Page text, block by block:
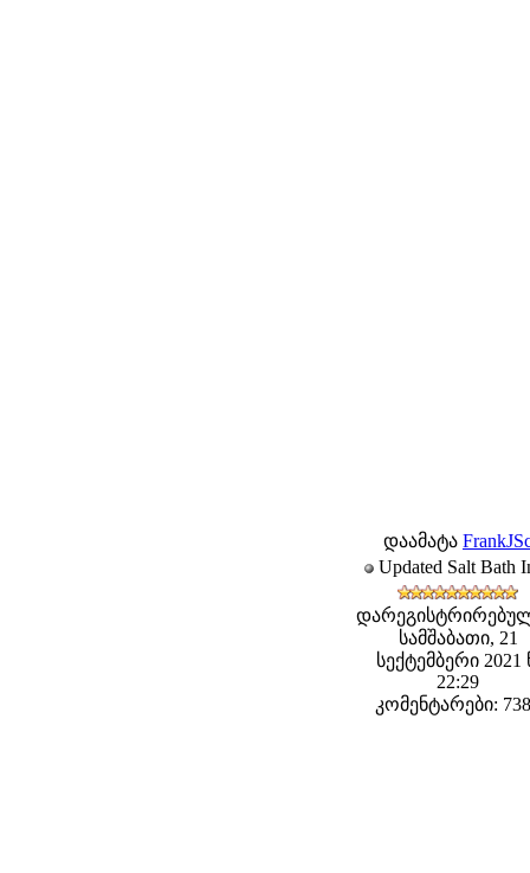
დაამატა
Updated Salt Bath
სამშაბათი, 21
სექტემბერი 2021
22:29
კომენტარები: